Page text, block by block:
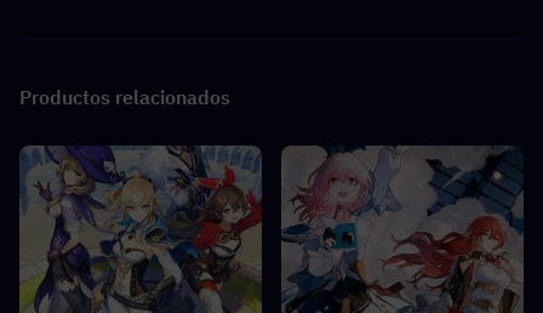
Productos relacionados